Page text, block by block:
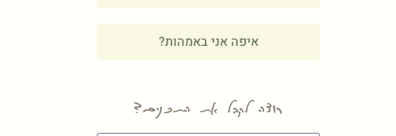
איפה אני באמהות?
רוצה לקבל את התכנים?